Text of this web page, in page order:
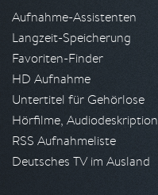
Aufnahme-Assistenten
Langzeit-Speicherung
Favoriten-Finder
HD Aufnahme
Untertitel für Gehörlose
Hörfilme, Audiodeskription
RSS Aufnahmeliste
Deutsches TV im Ausland